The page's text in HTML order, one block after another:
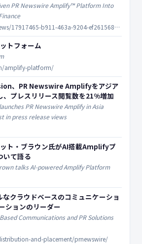
PR Newswire Amplify™ Platform Into
finance.biggo.com/news/17917465-b911-463a-9204-ef261568e635
トフォーム
amplify-platform/
、PR Newswire Amplifyをアジア
、プレスリリース閲覧数を21%増加
PR Newswire Amplify in Asia
in press release views
ト・ブラウン氏がAI搭載Amplifyプ
いて語る
talks AI-powered Amplify Platform
クラウドベースのコミュニケーショ
ションのリーダー
Communications and PR Solutions
and-placement/prnewswire/